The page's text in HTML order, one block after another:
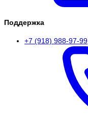
Поддержка
+7 (918) 988-97-99